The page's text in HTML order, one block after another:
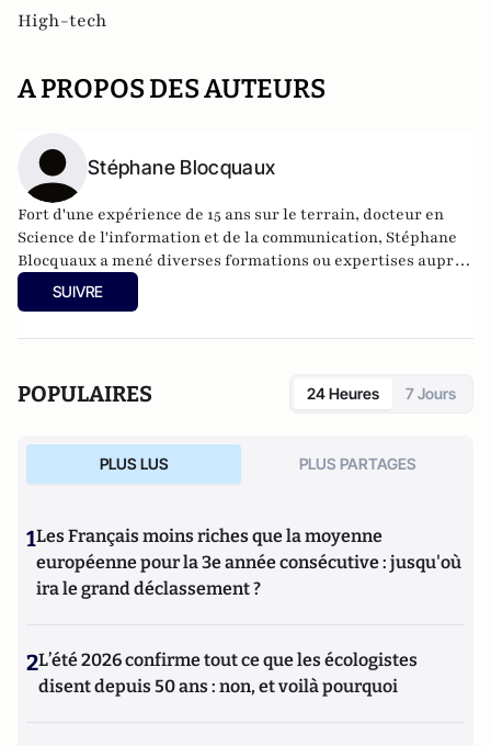
High-tech
A PROPOS DES AUTEURS
Stéphane Blocquaux
Fort d'une expérience de 15 ans sur le terrain, docteur en
Science de l'information et de la communication, Stéphane
Blocquaux a mené diverses formations ou expertises auprès
du ministère de la Santé, du Sénat, de la Fondation pour
l'Enfance ou encore de la Protection judiciaire de la
SUIVRE
POPULAIRES 24 Heures 7 Jours
PLUS LUS PLUS PARTAGES
1Les Français moins riches que la moyenne
européenne pour la 3e année consécutive : jusqu'où
ira le grand déclassement ?
2L’été 2026 confirme tout ce que les écologistes
disent depuis 50 ans : non, et voilà pourquoi